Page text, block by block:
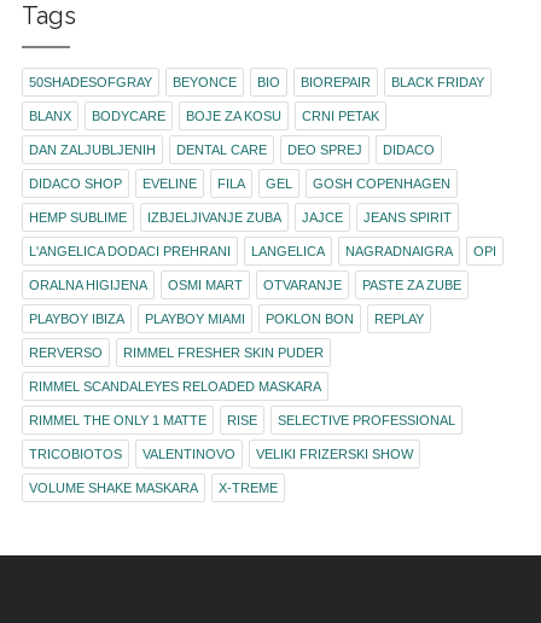
Tags
50SHADESOFGRAY BEYONCE BIO BIOREPAIR BLACK FRIDAY
BLANX BODYCARE BOJE ZA KOSU CRNI PETAK
DAN ZALJUBLJENIH DENTAL CARE DEO SPREJ DIDACO
DIDACO SHOP EVELINE FILA GEL GOSH COPENHAGEN
HEMP SUBLIME IZBJELJIVANJE ZUBA JAJCE JEANS SPIRIT
L'ANGELICA DODACI PREHRANI LANGELICA NAGRADNAIGRA OPI
ORALNA HIGIJENA OSMI MART OTVARANJE PASTE ZA ZUBE
PLAYBOY IBIZA PLAYBOY MIAMI POKLON BON REPLAY
RERVERSO RIMMEL FRESHER SKIN PUDER
RIMMEL SCANDALEYES RELOADED MASKARA
RIMMEL THE ONLY 1 MATTE RISE SELECTIVE PROFESSIONAL
TRICOBIOTOS VALENTINOVO VELIKI FRIZERSKI SHOW
VOLUME SHAKE MASKARA X-TREME